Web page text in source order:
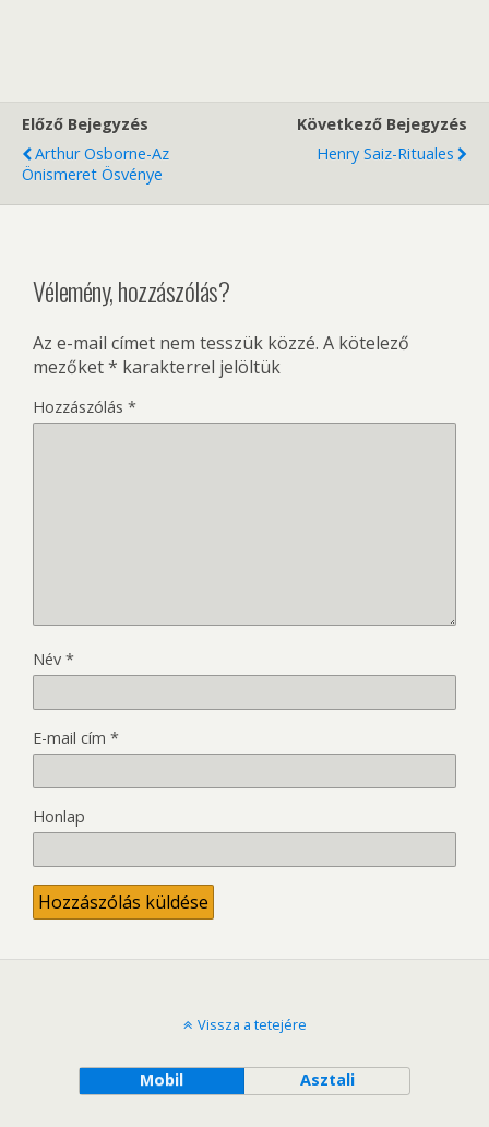
Előző Bejegyzés
Arthur Osborne-Az
Önismeret Ösvénye
Következő Bejegyzés
Henry Saiz-Rituales
Vélemény, hozzászólás?
Az e-mail címet nem tesszük közzé. A kötelező
mezőket* karakterrel jelöltük
Hozzászólás *
Név *
E-mail cím *
Honlap
Vissza a tetejére
Mobil Asztali